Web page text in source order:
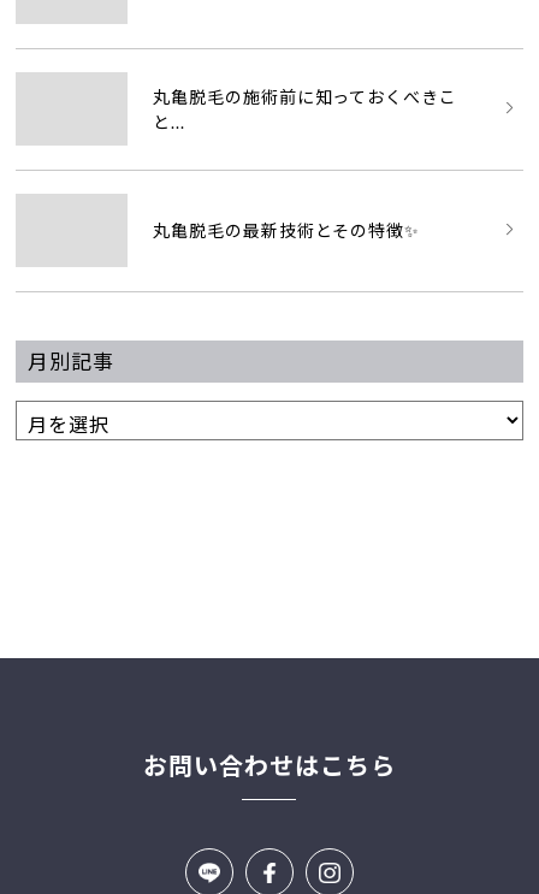
丸亀脱毛の施術前に知っておくべきこ
と...
丸亀脱毛の最新技術とその特徴✨
月別記事
お問い合わせはこちら